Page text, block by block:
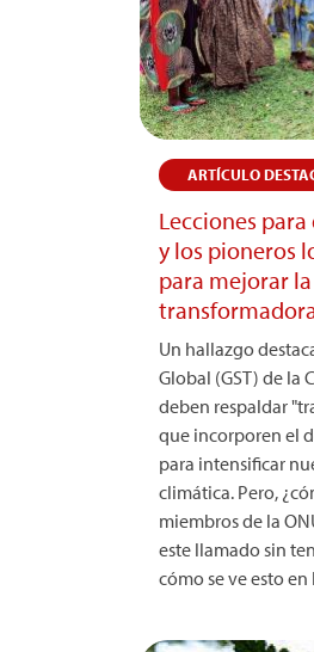
ARTÍCULO
Lecciones para
y los pioneros
para mejorar
Un hallazgo
Global (GST) de la
deben respaldar
que incorporen el
para intensificar
climática. Pero,
miembros de la
este llamado sin
cómo se ve esto en